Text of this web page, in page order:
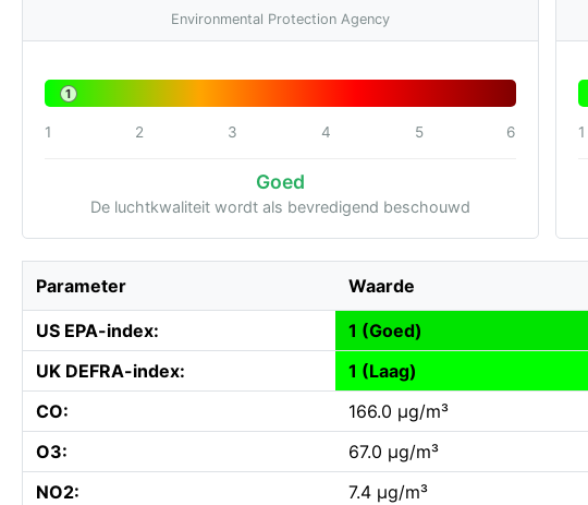
Environmental Protection Agency
1
1 2 3 4 5 6
Goed
De luchtkwaliteit wordt als bevredigend beschouwd
1
Parameter Waarde
US EPA-index:
1 (Goed)
UK DEFRA-index:
1 (Laag)
CO:
166.0 µg/m³
O3:
67.0 µg/m³
NO2:
7.4 µg/m³